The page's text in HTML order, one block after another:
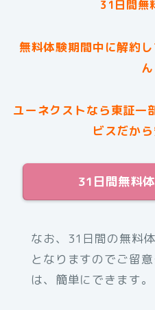
31日間無
無料体験期間中に解約
ん
ユーネクストなら東証一
ビスだか
31日間無料
なお、31日間の無料
となりますのでご留
は、簡単にできます。